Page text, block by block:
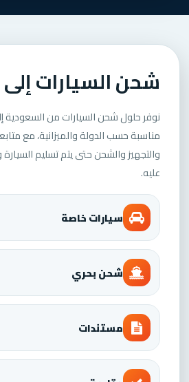
شحن السيارات إلى
نوفر حلول شحن السيارات من السعودية
مناسبة حسب الدولة والميزانية، مع
والتجهيز والشحن حتى يتم تسليم
عليه.
سيارات خاصة
شحن بحري
مستندات